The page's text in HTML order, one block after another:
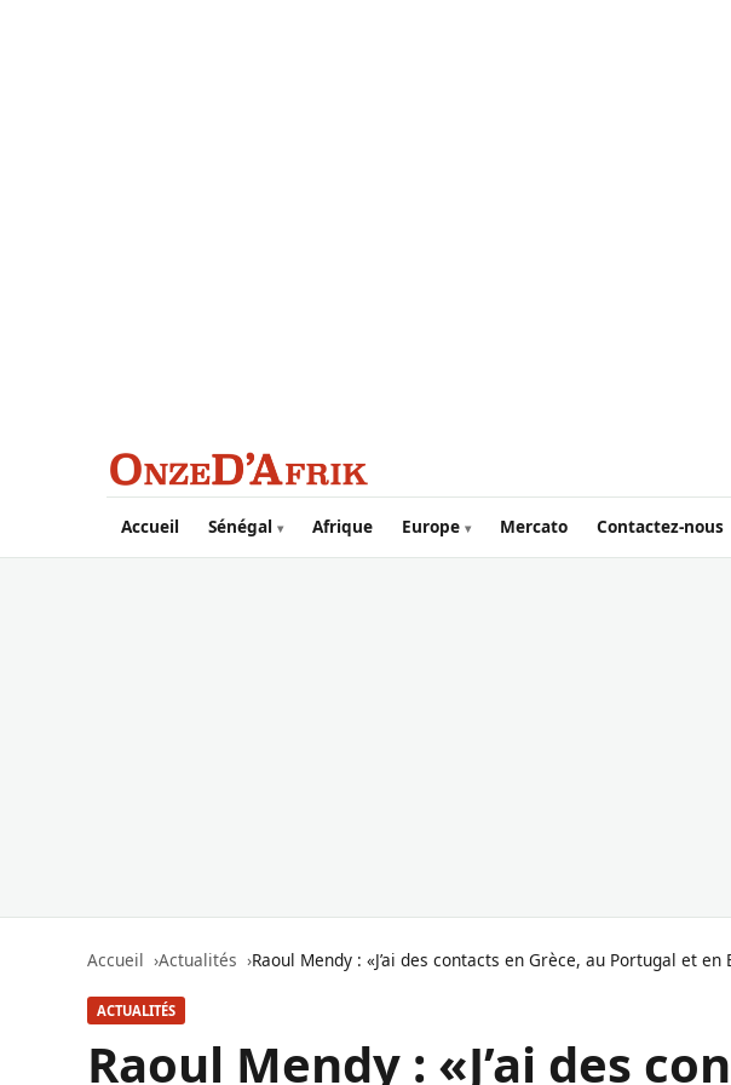
Aller au contenu principal
Accueil Sénégal Afrique Europe Mercato Contactez-nous
Accueil Actualités Raoul Mendy : «J’ai des contacts en Grèce, au Portugal et en
ACTUALITÉS
Raoul Mendy : «J’ai des